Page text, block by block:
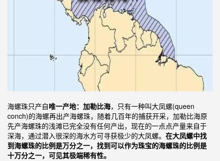
海螺珠只产自唯一产地：加勒比海，只有一种叫大凤螺(queen
conch)的海螺再出产海螺珠，随着几百年的捕获开采，加勒比海原
先产海螺珠的浅滩已完全没有任何产出，现在的一点点产量来自于
深海，通过潜入很深的海水方可寻获极少的大凤螺。 在大凤螺中找
到海螺珠的比例是万分之一，找到可以作为珠宝的海螺珠的比例是
十万分之一，可见其极端稀有性。